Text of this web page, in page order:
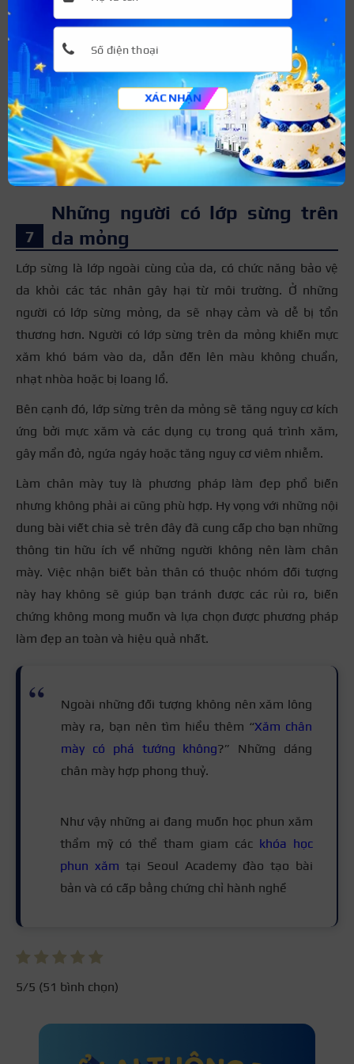
những người đang sử dụng thuốc chống đông máu.
Bên cạnh đó, một số loại thuốc kháng sinh có thể làm
chậm quá trình lành thương, tăng nguy cơ nhiễm trùng.
Ngoài ra, một số loại thuốc kháng sinh và thuốc chống
đông máu có thể tương tác với các thành phần có trong
mực xăm và gây ra các phản ứng dị ứng hoặc các tác
dụng phụ khác.
Những người có lớp sừng trên
da mỏng
Lớp sừng là lớp ngoài cùng của da, có chức năng bảo vệ
da khỏi các tác nhân gây hại từ môi trường. Ở những
người có lớp sừng mỏng, da sẽ nhạy cảm và dễ bị tổn
thương hơn. Người có lớp sừng trên da mỏng khiến mực
xăm khó bám vào da, dẫn đến lên màu không chuẩn,
nhạt nhòa hoặc bị loang lổ.
Bên cạnh đó, lớp sừng trên da mỏng sẽ tăng nguy cơ kích
ứng bởi mực xăm và các dụng cụ trong quá trình xăm,
gây mẩn đỏ, ngứa ngáy hoặc tăng nguy cơ viêm nhiễm.
Làm chân mày tuy là phương pháp làm đẹp phổ biến
nhưng không phải ai cũng phù hợp. Hy vọng với những nội
dung bài viết chia sẻ trên đây đã cung cấp cho bạn những
thông tin hữu ích về những người không nên làm chân
mày. Việc nhận biết bản thân có thuộc nhóm đối tượng
này hay không sẽ giúp bạn tránh được các rủi ro, biến
chứng không mong muốn và lựa chọn được phương pháp
làm đẹp an toàn và hiệu quả nhất.
Ngoài những đối tượng không nên xăm lông
mày ra, bạn nên tìm hiểu thêm “Xăm chân
mày có phá tướng không?” Những dáng
chân mày hợp phong thuỷ.
Như vậy những ai đang muốn học phun xăm
thẩm mỹ có thể tham giam các khóa học
phun xăm tại Seoul Academy đào tạo bài
bản và có cấp bằng chứng chỉ hành nghề
5/5 (51 bình chọn)
XÁC NHẬN